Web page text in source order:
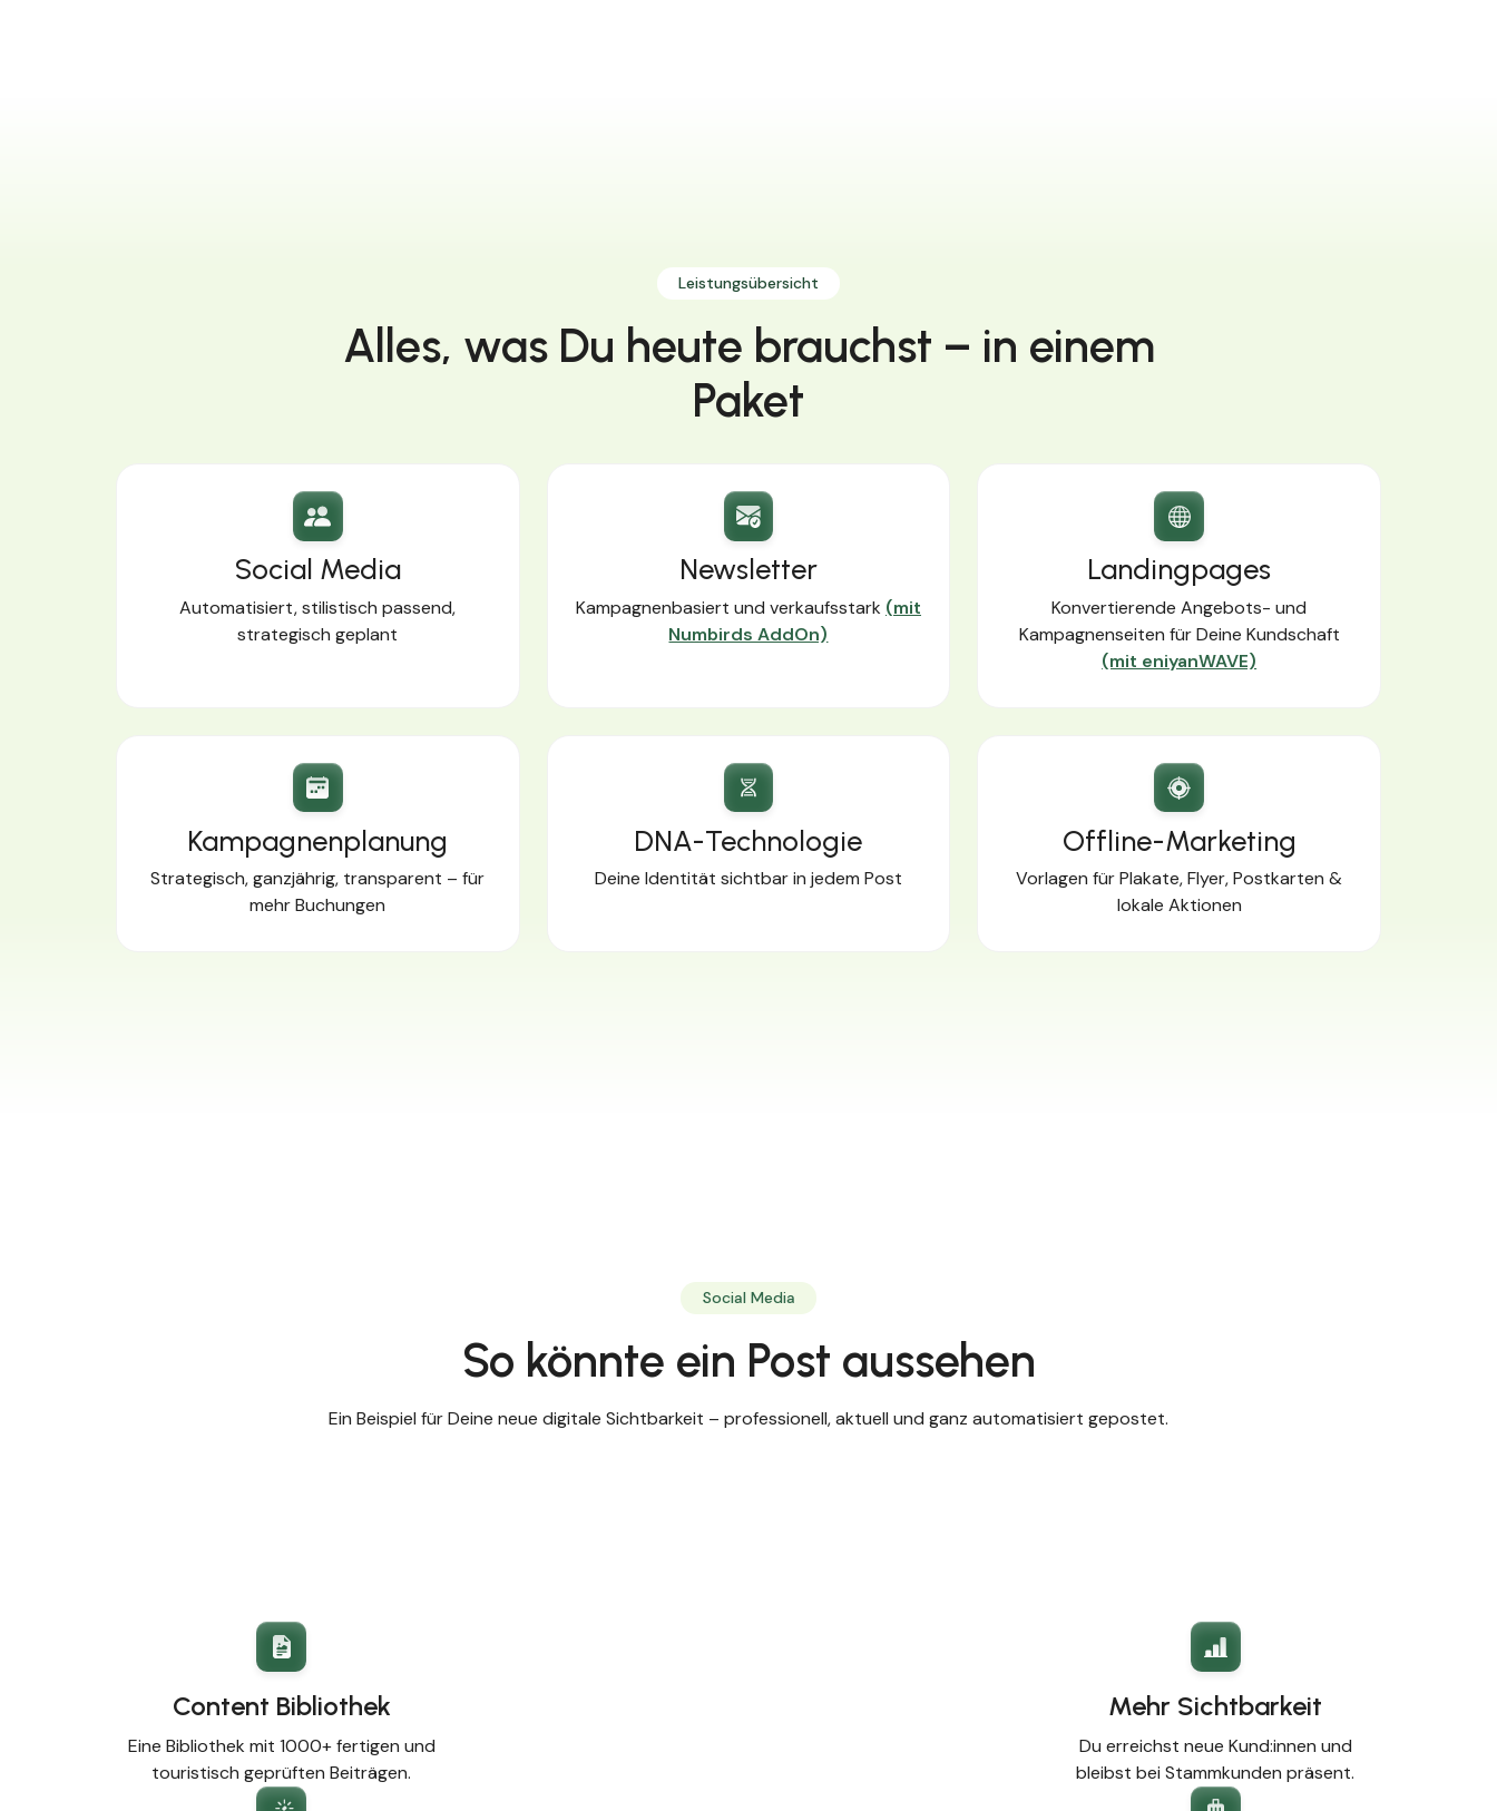
Leistungsübersicht
Alles, was Du heute brauchst – in einem
Paket
Social Media
Automatisiert, stilistisch passend,
strategisch geplant
Newsletter
Kampagnenbasiert und verkaufsstark (mit
Numbirds AddOn)
Landingpages
Konvertierende Angebots- und
Kampagnenseiten für Deine Kundschaft
(mit eniyanWAVE)
Kampagnenplanung
Strategisch, ganzjährig, transparent – für
mehr Buchungen
DNA-Technologie
Deine Identität sichtbar in jedem Post
Offline-Marketing
Vorlagen für Plakate, Flyer, Postkarten &
lokale Aktionen
Social Media
So könnte ein Post aussehen
Ein Beispiel für Deine neue digitale Sichtbarkeit – professionell, aktuell und ganz automatisiert gepostet.
Content Bibliothek
Eine Bibliothek mit 1000+ fertigen und
touristisch geprüften Beiträgen.
Mehr Sichtbarkeit
Du erreichst neue Kund:innen und
bleibst bei Stammkunden präsent.